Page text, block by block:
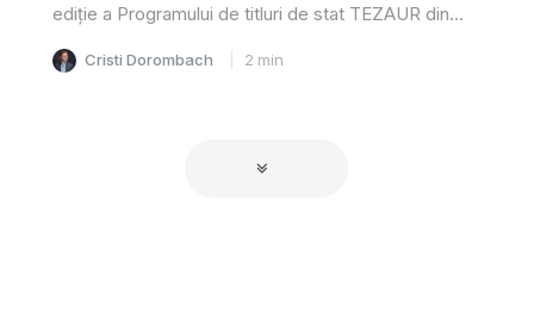
ediție a Programului de titluri de stat TEZAUR din...
Cristi Dorombach 2 min